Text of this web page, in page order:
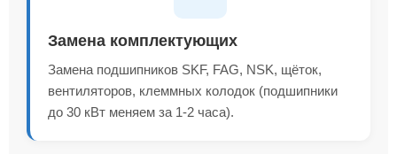
Замена комплектующих
Замена подшипников SKF, FAG, NSK, щёток,
вентиляторов, клеммных колодок (подшипники
до 30 кВт меняем за 1-2 часа).